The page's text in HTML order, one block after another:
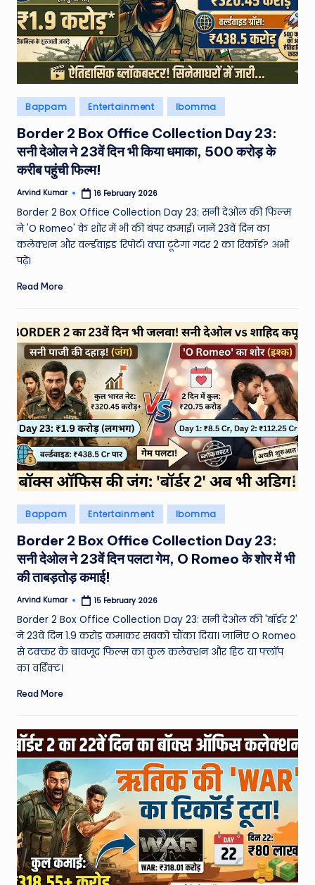
d
Posted
in
Bappam Entertainment Ibomma
Border 2 Box Office Collection Day 23:
सनी देओल ने 23वें दिन भी किया धमाका, 500 करोड़ के
करीब पहुंची फिल्म!
Posted
Arvind Kumar 16 February 2026
Border 2 Box Office Collection Day 23: सनी देओल की फिल्म
ने 'O Romeo' के शोर में भी की बंपर कमाई। जानें 23वें दिन का
कलेक्शन और वर्ल्डवाइड रिपोर्ट। क्या टूटेगा गदर 2 का रिकॉर्ड? अभी
पढ़ें।
Read More
Posted
in
Bappam Entertainment Ibomma
Border 2 Box Office Collection Day 23:
सनी देओल ने 23वें दिन पलटा गेम, O Romeo के शोर में भी
की ताबड़तोड़ कमाई!
Posted
Arvind Kumar 15 February 2026
Border 2 Box Office Collection Day 23: सनी देओल की 'बॉर्डर 2'
ने 23वें दिन 1.9 करोड़ कमाकर सबको चौंका दिया। जानिए O Romeo
से टक्कर के बावजूद फिल्म का कुल कलेक्शन और हिट या फ्लॉप
का वर्डिक्ट।
Read More